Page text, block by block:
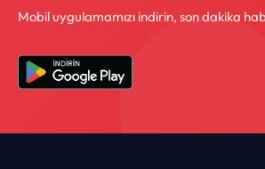
Mobil uygulamamızı indirin, son dakika